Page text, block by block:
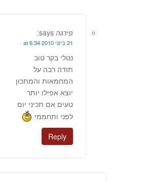
פירגה says:
21 ביוני 2010 at 6:34
נטלי בקר טוב
תודה רבה על
המחמאות והמתכון
יוצא אפילו יותר
טעים אם תכיני יום
לפני ותחממי
Reply